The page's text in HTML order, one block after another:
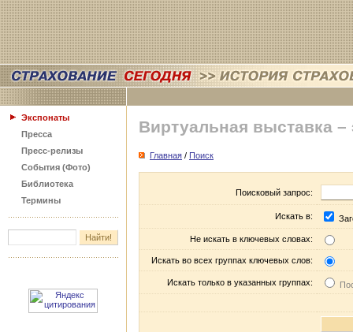
Экспонаты
Пресса
Пресс-релизы
События (Фото)
Библиотека
Термины
Виртуальная выставка –
Главная / Поиск
Поисковый запрос:
Искать в:
Не искать в ключевых словах:
Искать во всех группах ключевых слов:
Искать только в указанных группах: